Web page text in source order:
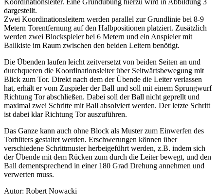
Koordinationsleiter. Eine Grundübung hierzu wird in Abbildung 3
dargestellt.
Zwei Koordinationsleitern werden parallel zur Grundlinie bei 8-9
Metern Torentfernung auf den Halbpositionen platziert. Zusätzlich
werden zwei Blockspieler bei 6 Metern und ein Anspieler mit
Ballkiste im Raum zwischen den beiden Leitern benötigt.
Die Übenden laufen leicht zeitversetzt von beiden Seiten an und
durchqueren die Koordinationsleiter über Seitwärtsbewegung mit
Blick zum Tor. Direkt nach dem der Übende die Leiter verlassen
hat, erhält er vom Zuspieler der Ball und soll mit einem Sprungwurf
Richtung Tor abschließen. Dabei soll der Ball nicht geprellt und
maximal zwei Schritte mit Ball absolviert werden. Der letzte Schritt
ist dabei klar Richtung Tor auszuführen.
Das Ganze kann auch ohne Block als Muster zum Einwerfen des
Torhüters gestaltet werden. Erschwerungen können über
verschiedene Schrittmuster herbeigeführt werden, z.B. indem sich
der Übende mit dem Rücken zum durch die Leiter bewegt, und den
Ball dementsprechend in einer 180 Grad Drehung annehmen und
verwerten muss.
Autor: Robert Nowacki